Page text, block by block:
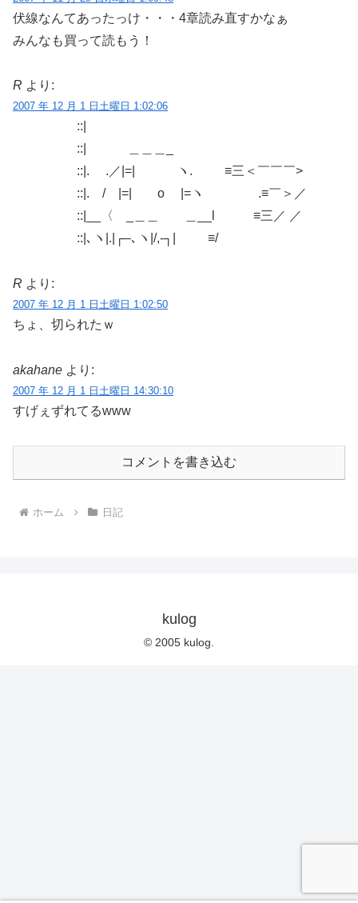
伏線なんてあったっけ・・・4章読み直すかなぁ
みんなも買って読もう！
R より:
2007 年 12 月 1 日土曜日 1:02:06
::|
::| ＿＿＿_
::|. .／|=| ヽ. ≡三＜￣￣￣>
::|. / |=| o |=ヽ .≡￣＞／
::|__〈 _＿＿ ＿__l ≡三／ ／
::|､ヽ|.|┌–､ヽ|/,-┐| ≡/
R より:
2007 年 12 月 1 日土曜日 1:02:50
ちょ、切られたｗ
akahane より:
2007 年 12 月 1 日土曜日 14:30:10
すげぇずれてるwww
コメントを書き込む
ホーム 日記
kulog
© 2005 kulog.